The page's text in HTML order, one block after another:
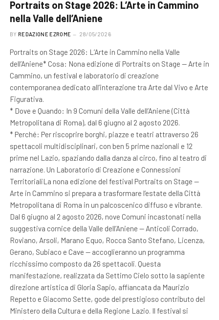
Portraits on Stage 2026: L’Arte in Cammino
nella Valle dell’Aniene
BY REDAZIONE EZROME 28/05/2026
Portraits on Stage 2026: L’Arte in Cammino nella Valle
dell’Aniene* Cosa: Nona edizione di Portraits on Stage — Arte in
Cammino, un festival e laboratorio di creazione
contemporanea dedicato all’interazione tra Arte dal Vivo e Arte
Figurativa.
* Dove e Quando: In 9 Comuni della Valle dell’Aniene (Città
Metropolitana di Roma), dal 6 giugno al 2 agosto 2026.
* Perché: Per riscoprire borghi, piazze e teatri attraverso 26
spettacoli multidisciplinari, con ben 5 prime nazionali e 12
prime nel Lazio, spaziando dalla danza al circo, fino al teatro di
narrazione. Un Laboratorio di Creazione e Connessioni
TerritorialiLa nona edizione del festival Portraits on Stage —
Arte in Cammino si prepara a trasformare l’estate della Città
Metropolitana di Roma in un palcoscenico diffuso e vibrante.
Dal 6 giugno al 2 agosto 2026, nove Comuni incastonati nella
suggestiva cornice della Valle dell’Aniene — Anticoli Corrado,
Roviano, Arsoli, Marano Equo, Rocca Santo Stefano, Licenza,
Gerano, Subiaco e Cave — accoglieranno un programma
ricchissimo composto da 26 spettacoli. Questa
manifestazione, realizzata da Settimo Cielo sotto la sapiente
direzione artistica di Gloria Sapio, affiancata da Maurizio
Repetto e Giacomo Sette, gode del prestigioso contributo del
Ministero della Cultura e della Regione Lazio. Il festival si